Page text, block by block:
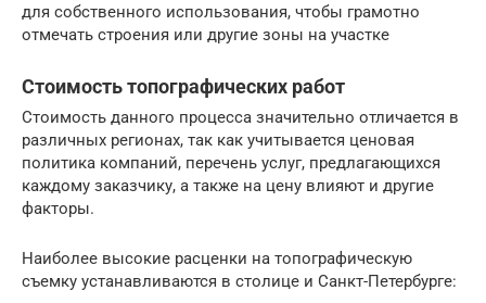
для собственного использования, чтобы грамотно
отмечать строения или другие зоны на участке
Стоимость топографических работ
Стоимость данного процесса значительно отличается в
различных регионах, так как учитывается ценовая
политика компаний, перечень услуг, предлагающихся
каждому заказчику, а также на цену влияют и другие
факторы.
Наиболее высокие расценки на топографическую
съемку устанавливаются в столице и Санкт-Петербурге: